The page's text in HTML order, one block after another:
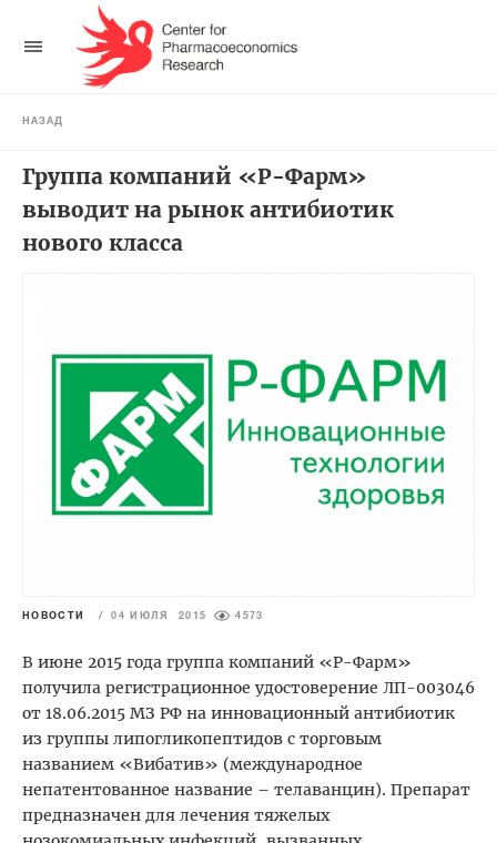
НАЗАД
Группа компаний «Р-Фарм»
выводит на рынок антибиотик
нового класса
НОВОСТИ / 04 ИЮЛЯ 2015 4573
В июне 2015 года группа компаний «Р-Фарм»
получила регистрационное удостоверение ЛП-003046
от 18.06.2015 МЗ РФ на инновационный антибиотик
из группы липогликопептидов с торговым
названием «Вибатив» (международное
непатентованное название – телаванцин). Препарат
предназначен для лечения тяжелых